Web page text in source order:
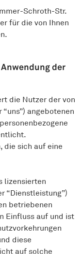
Schroth-Str.
für die von Ihnen
der
die Nutzer der von
“uns”) angebotenen
die sich auf eine
lizensierten
“Dienstleistung”)
betriebenen
Einfluss auf und ist
diese
auf solche